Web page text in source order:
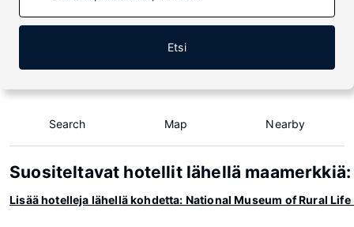
Etsi
Search Map Nearby
Suositeltavat hotellit lähellä
Lisää hotelleja lähellä kohdetta: National Museum of Rural